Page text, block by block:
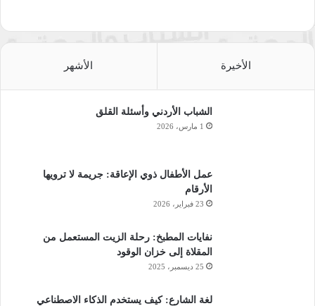
الأخيرة الأشهر
الشباب الأردني وأسئلة القلق
1 مارس، 2026
عمل الأطفال ذوي الإعاقة: جريمة لا ترويها
الأرقام
23 فبراير، 2026
نفايات المطبخ: رحلة الزيت المستعمل من
المقلاة إلى خزان الوقود
25 ديسمبر، 2025
لغة الشارع: كيف يستخدم الذكاء الاصطناعي